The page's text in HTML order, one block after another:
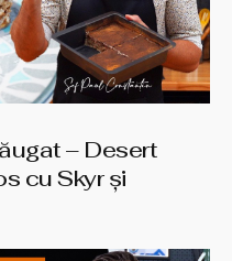
– Desert
cu Skyr și